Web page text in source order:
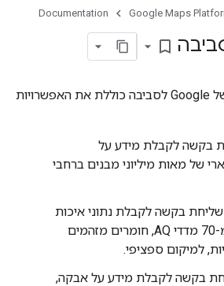
Google Maps
Documentation
bookmark_border
חבילת ממשקי ה-API של Google לסביבה כוללת את האפשרויות
בקשה לקבלת מידע על
של מאות מיליוני מבנים ברחבי
שליחת בקשה לקבלת נתוני איכות
אוויר, כולל יותר מ-70 מדדי AQ, חומרים מזהמים
למיקום ספציפי.
בקשה לקבלת מידע על אבקה,